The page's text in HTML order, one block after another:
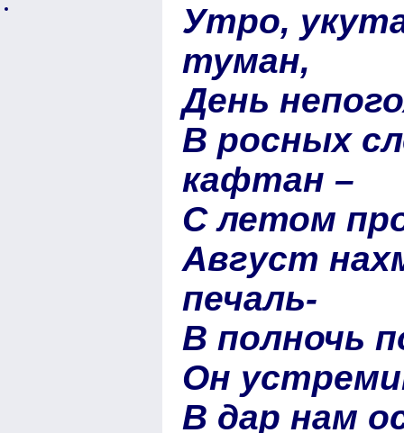
Утро,
туман,
День
В росных
кафтан –
С летом
Август
печаль-
В полночь
Он
В дар нам